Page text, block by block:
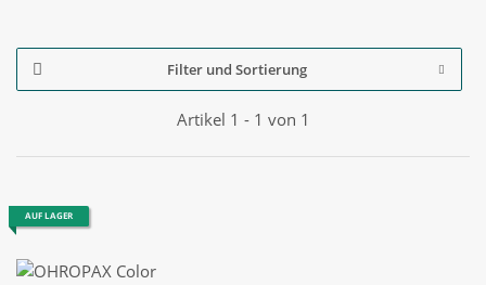
Filter und Sortierung
Artikel 1 - 1 von 1
AUF LAGER